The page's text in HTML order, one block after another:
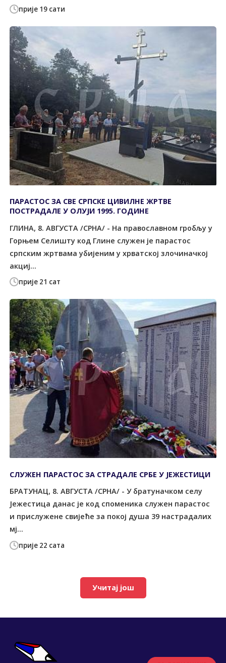
прије 19 сати
прије 21 сат
ПАРАСТОС ЗА СВЕ СРПСКЕ ЦИВИЛНЕ ЖРТВЕ
ПОСТРАДАЛЕ У ОЛУЈИ 1995. ГОДИНЕ
ГЛИНА, 8. АВГУСTА /СРНА/ - На православном гробљу у
Горњем Селишту код Глине служен је парастос
српским жртвама убијеним у хрватској злочиначкој
акциј...
прије 22 сата
СЛУЖЕН ПАРАСТОС ЗА СТРАДАЛЕ СРБЕ У ЈЕЖЕСТИЦИ
БРАТУНАЦ, 8. АВГУСТА /СРНА/ - У братуначком селу
Јежестица данас је код споменика служен парастос
и прислужене свијеће за покој душа 39 настрадалих
мј...
Учитај још